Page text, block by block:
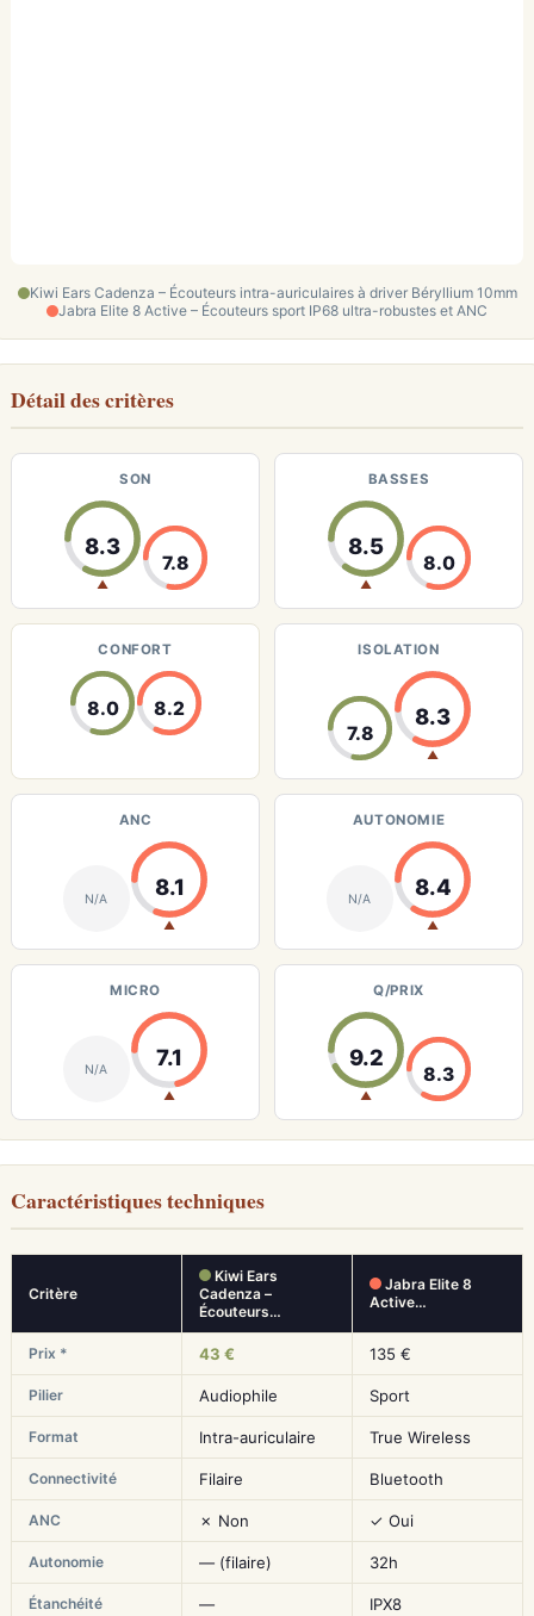
Kiwi Ears Cadenza – Écouteurs intra-auriculaires à driver Béryllium 10mm
Jabra Elite 8 Active – Écouteurs sport IP68 ultra-robustes et ANC
Détail des critères
SON
8.3
▲
7.8
BASSES
8.5
▲
8.0
CONFORT
8.0 8.2
ISOLATION
7.8
8.3
▲
ANC
N/A 8.1
▲
AUTONOMIE
N/A 8.4
▲
MICRO
N/A 7.1
▲
Q/PRIX
9.2
▲
8.3
Caractéristiques techniques
Critère
Kiwi Ears
Cadenza –
Écouteurs…
Jabra Elite 8
Active…
Prix * 43 € 135 €
Pilier Audiophile Sport
Format Intra-auriculaire True Wireless
Connectivité Filaire Bluetooth
ANC ✗ Non ✓ Oui
Autonomie — (filaire) 32h
Étanchéité — IPX8